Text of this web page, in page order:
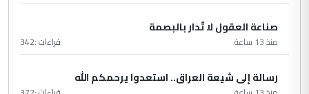
صناعة العقول لا تُدار بالبصمة
منذ 13 ساعة قراءات :342
رسالة إلى شيعة العراق.. استعدوا يرحمكم الله